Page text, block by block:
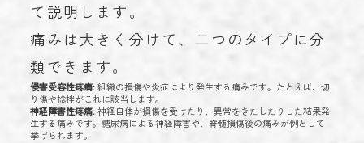
て説明します。
痛みは大きく分けて、二つのタイプに分
類できます。
侵害受容性疼痛:組織の損傷や炎症により発生する痛みです。たとえば、切
り傷や捻挫がこれに該当します。
神経障害性疼痛:神経自体が損傷を受けたり、異常をきたしたりした結果発
生する痛みです。糖尿病による神経障害や、脊髄損傷後の痛みが例として
挙げられます。